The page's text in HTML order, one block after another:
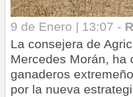
9 de Enero | 13:07 -
La consejera de
Mercedes Morán, ha
ganaderos
por la nueva